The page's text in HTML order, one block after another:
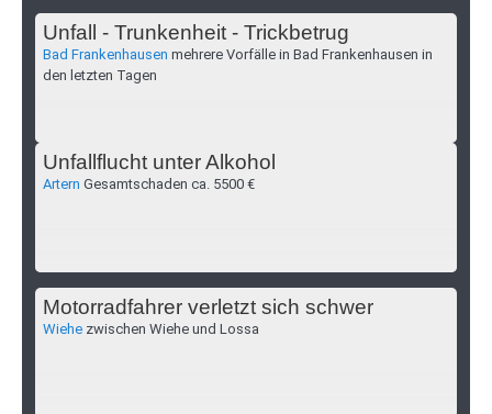
Unfall - Trunkenheit - Trickbetrug
Bad Frankenhausen mehrere Vorfälle in Bad Frankenhausen in
den letzten Tagen
Unfallflucht unter Alkohol
Artern Gesamtschaden ca. 5500 €
Motorradfahrer verletzt sich schwer
Wiehe zwischen Wiehe und Lossa